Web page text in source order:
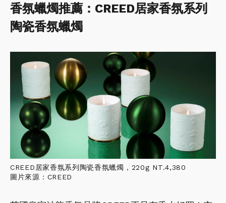
香氛蠟燭推薦：CREED居家香氛系列
陶瓷香氛蠟燭
CREED居家香氛系列陶瓷香氛蠟燭，220g NT.4,380
圖片來源：CREED